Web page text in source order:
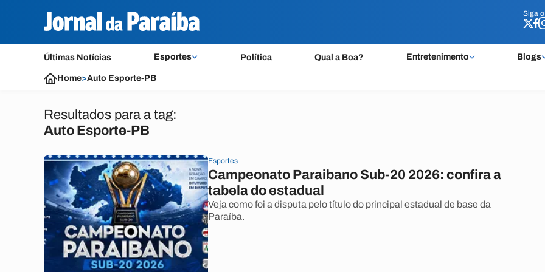
Siga o
Últimas Notícias Esportes Política Qual a Boa? Entretenimento Blogs
Siga o
Home>Auto Esporte-PB
Resultados para a tag:
Auto Esporte-PB
Esportes
Campeonato Paraibano Sub-20 2026: confira a
tabela do estadual
Veja como foi a disputa pelo título do principal estadual de base da
Paraíba.